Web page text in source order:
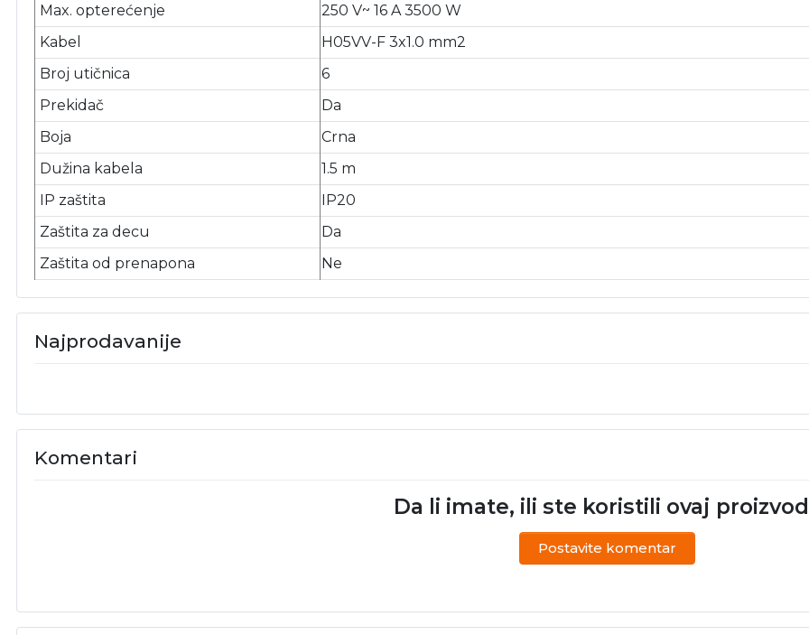
Max. opterećenje
250 V~ 16 A 3500 W
Kabel
H05VV-F 3x1.0 mm2
Broj utičnica
6
Prekidač
Da
Boja
Crna
Dužina kabela
1.5 m
IP zaštita
IP20
Zaštita za decu
Da
Zaštita od prenapona
Ne
Najprodavanije
Komentari
Da li imate, ili ste koristili ovaj
Postavite komentar